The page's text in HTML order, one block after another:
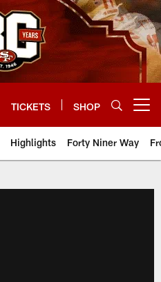
TICKETS SHOP
Highlights Forty Niner Way